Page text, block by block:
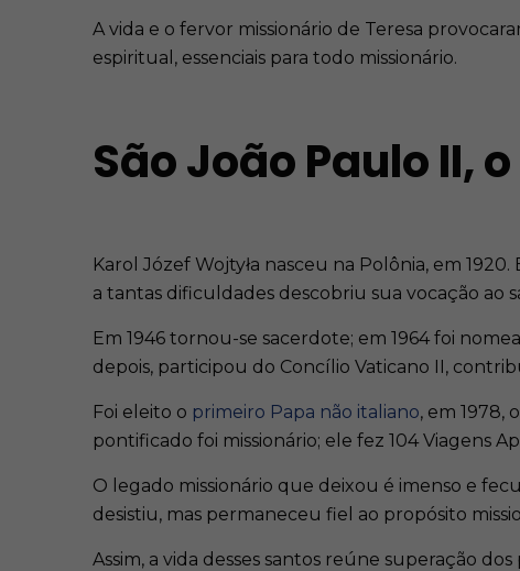
A vida e o fervor missionário de Teresa
espiritual, essenciais para todo missionário.
São João Paulo II,
Karol Józef Wojtyła nasceu na Polônia, em
a tantas dificuldades descobriu sua vocação ao
Em 1946 tornou-se sacerdote; em 1964 foi
depois, participou do Concílio Vaticano II,
Foi eleito o primeiro Papa não italiano, em 1978,
pontificado foi missionário; ele fez 104 Viagens
O legado missionário que deixou é imenso e
desistiu, mas permaneceu fiel ao propósito
Assim, a vida desses santos reúne superação